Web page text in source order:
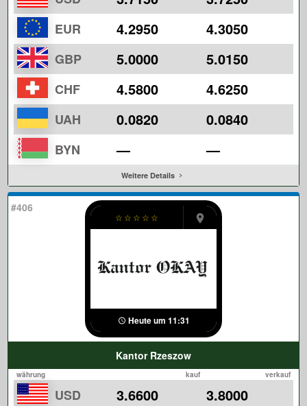
EUR 4.2950 4.3050
GBP 5.0000 5.0150
CHF 4.5800 4.6250
UAH 0.0820 0.0840
BYN — —
Weitere Details
#406
☆
☆
☆
☆
☆
Heute um 11:31
Kantor Rzeszow
währung kauf verkauf
USD 3.6600 3.8000